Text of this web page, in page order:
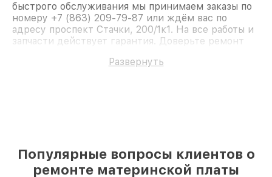
быстрого обслуживания мы принимаем заказы по
номеру +7 (863) 209-79-87 или ждём вас по
адресу проспект Стачки, 200/1к1. На все работы и
запчасти действует гарантия. Доверьте ремонт
Развернуть
Популярные вопросы клиентов о
ремонте материнской платы